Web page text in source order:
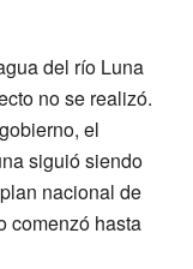
del río Luna
no se realizó.
el
siguió siendo
nacional de
comenzó hasta